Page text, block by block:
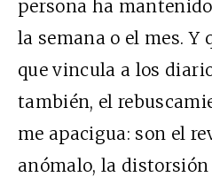
persona ha
la semana o el mes. Y
que vincula a los
también, el
me apacigua: son el
anómalo, la distorsión